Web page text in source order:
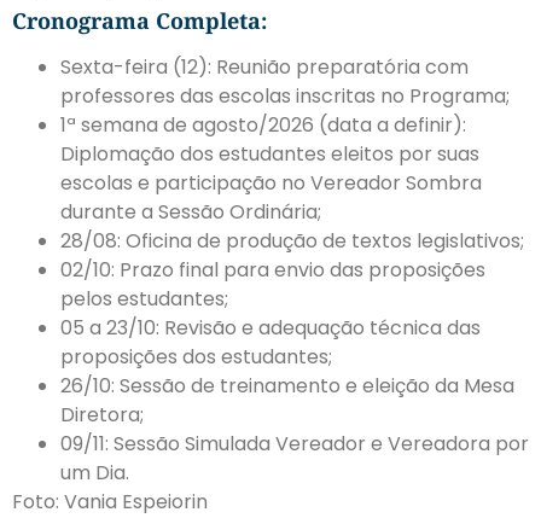
Cronograma Completa:
Sexta-feira (12): Reunião preparatória com
professores das escolas inscritas no Programa;
1ª semana de agosto/2026 (data a definir):
Diplomação dos estudantes eleitos por suas
escolas e participação no Vereador Sombra
durante a Sessão Ordinária;
28/08: Oficina de produção de textos legislativos;
02/10: Prazo final para envio das proposições
pelos estudantes;
05 a 23/10: Revisão e adequação técnica das
proposições dos estudantes;
26/10: Sessão de treinamento e eleição da Mesa
Diretora;
09/11: Sessão Simulada Vereador e Vereadora por
um Dia.
Foto: Vania Espeiorin